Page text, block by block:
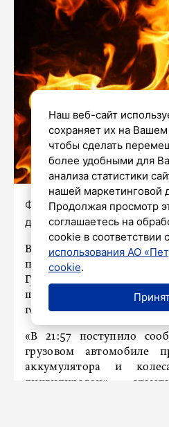
Фото: Роман Пименов /
дневник»
Вечером в пятницу, 7
произошел пожар в
Грузовик загорелся у
шоссе. Подробности
городу.
«В 21:57 поступило
грузовом автомобиле
аккумулятора и
ликвидирован», –
Наш веб-сайт
сохраняет их на Вашем
чтобы сделать
более удобными для
анализа статистики
нашей маркетинговой
Продолжая просмотр
соглашаетесь на
cookie в соответствии с
использования АО
cookie.